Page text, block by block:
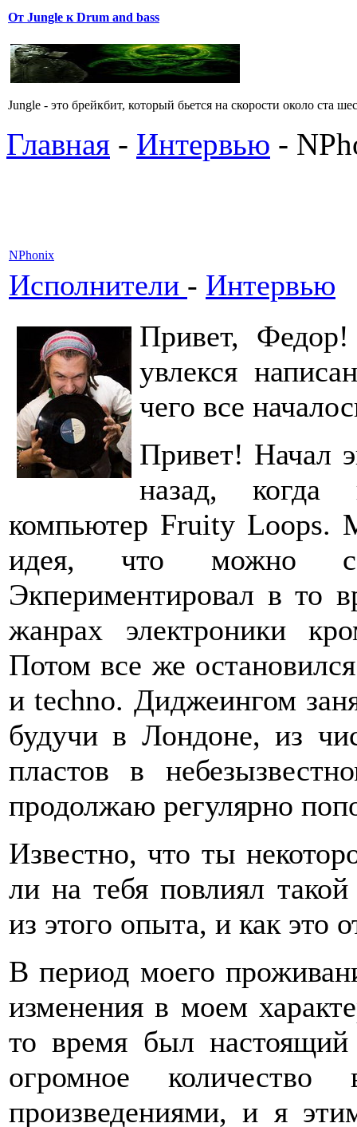
От Jungle к Drum and bass
Jungle - это брейкбит, который бьется на скорости около ста
Главная - Интервью -
NPhonix
Исполнители - Интервью
Привет,
увлекся
чего все
Привет! Начал
назад, когда
компьютер Fruity Loops.
идея, что можно
Экпериментировал в то
жанрах электроники
Потом все же
и techno. Диджеингом
будучи в Лондоне, из
пластов в
продолжаю регулярно
Известно, что ты
ли на тебя повлиял
из этого опыта, и как это
В период моего
изменения в моем
то время был
огромное количество
произведениями, и я